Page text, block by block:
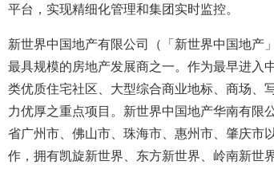
平台，实现精细化管理和集团实时监控。
新世界中国地产有限公司（「新世界中国地产
最具规模的房地产发展商之一。作为最早进入
类优质住宅社区、大型综合商业地标、商场、
力优厚之重点项目。新世界中国地产华南有限
省广州市、佛山市、珠海市、惠州市、肇庆市
作，拥有凯旋新世界、东方新世界、岭南新世